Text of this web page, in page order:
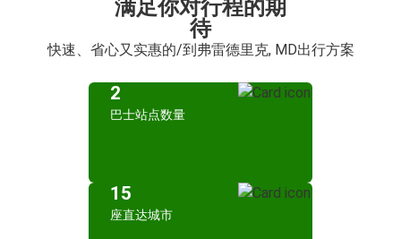
满足你对行程的期
待
快速、省心又实惠的/到弗雷德里克, MD出行方案
2
巴士站点数量
15
座直达城市